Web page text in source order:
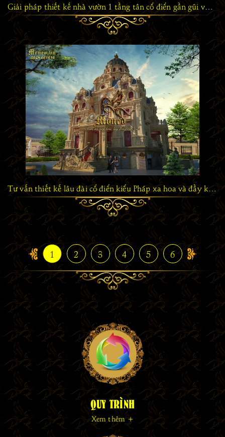
Giải pháp thiết kế nhà vườn 1 tầng tân cổ điển gần gũi với thiên nhiên
Tư vấn thiết kế lâu đài cổ điển kiểu Pháp xa hoa và đầy kiêu hãnh
1 2 3 4 5 6
QUY TRÌNH
Xem thêm +